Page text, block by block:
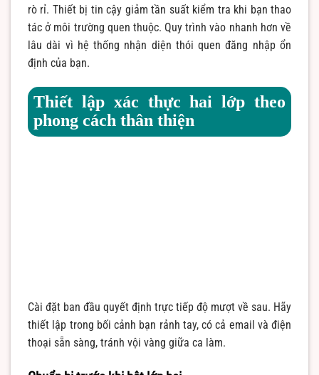
rò rỉ. Thiết bị tin cậy giảm tần suất kiểm tra khi bạn thao
tác ở môi trường quen thuộc. Quy trình vào nhanh hơn về
lâu dài vì hệ thống nhận diện thói quen đăng nhập ổn
định của bạn.
Thiết lập xác thực hai lớp theo
phong cách thân thiện
Cài đặt ban đầu quyết định trực tiếp độ mượt về sau. Hãy
thiết lập trong bối cảnh bạn rảnh tay, có cả email và điện
thoại sẵn sàng, tránh vội vàng giữa ca làm.